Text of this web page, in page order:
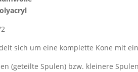
sich um eine komplette Kone mit
(geteilte Spulen) bzw. kleinere